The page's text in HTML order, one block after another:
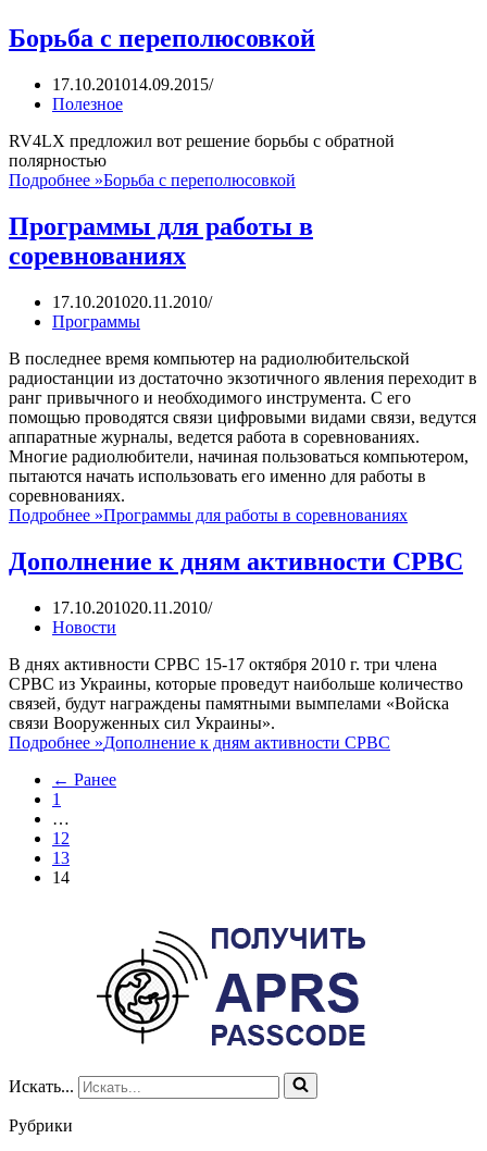
Борьба с переполюсовкой
17.10.201014.09.2015
Полезное
RV4LX предложил вот решение борьбы с обратной
полярностью
Подробнее »Борьба с переполюсовкой
Программы для работы в
соревнованиях
17.10.201020.11.2010
Программы
В последнее время компьютер на радиолюбительской
радиостанции из достаточно экзотичного явления переходит в
ранг привычного и необходимого инструмента. С его
помощью проводятся связи цифровыми видами связи, ведутся
аппаратные журналы, ведется работа в соревнованиях.
Многие радиолюбители, начиная пользоваться компьютером,
пытаются начать использовать его именно для работы в
соревнованиях.
Подробнее »Программы для работы в соревнованиях
Дополнение к дням активности СРВС
17.10.201020.11.2010
Новости
В днях активности СРВС 15-17 октября 2010 г. три члена
СРВС из Украины, которые проведут наибольше количество
связей, будут награждены памятными вымпелами «Войска
связи Вооруженных сил Украины».
Подробнее »Дополнение к дням активности СРВС
← Ранее
1
…
12
13
14
Искать...
Рубрики